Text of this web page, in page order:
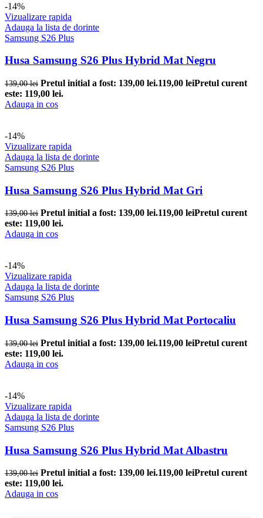
-14%
Vizualizare rapida
Adauga la lista de dorinte
Samsung S26 Plus
Husa Samsung S26 Plus Hybrid Mat Negru
139,00lei Pretul initial a fost: 139,00 lei.119,00 leiPretul curent
este: 119,00 lei.
Adauga in cos
-14%
Vizualizare rapida
Adauga la lista de dorinte
Samsung S26 Plus
Husa Samsung S26 Plus Hybrid Mat Gri
139,00lei Pretul initial a fost: 139,00 lei.119,00 leiPretul curent
este: 119,00 lei.
Adauga in cos
-14%
Vizualizare rapida
Adauga la lista de dorinte
Samsung S26 Plus
Husa Samsung S26 Plus Hybrid Mat Portocaliu
139,00lei Pretul initial a fost: 139,00 lei.119,00 leiPretul curent
este: 119,00 lei.
Adauga in cos
-14%
Vizualizare rapida
Adauga la lista de dorinte
Samsung S26 Plus
Husa Samsung S26 Plus Hybrid Mat Albastru
139,00lei Pretul initial a fost: 139,00 lei.119,00 leiPretul curent
este: 119,00 lei.
Adauga in cos